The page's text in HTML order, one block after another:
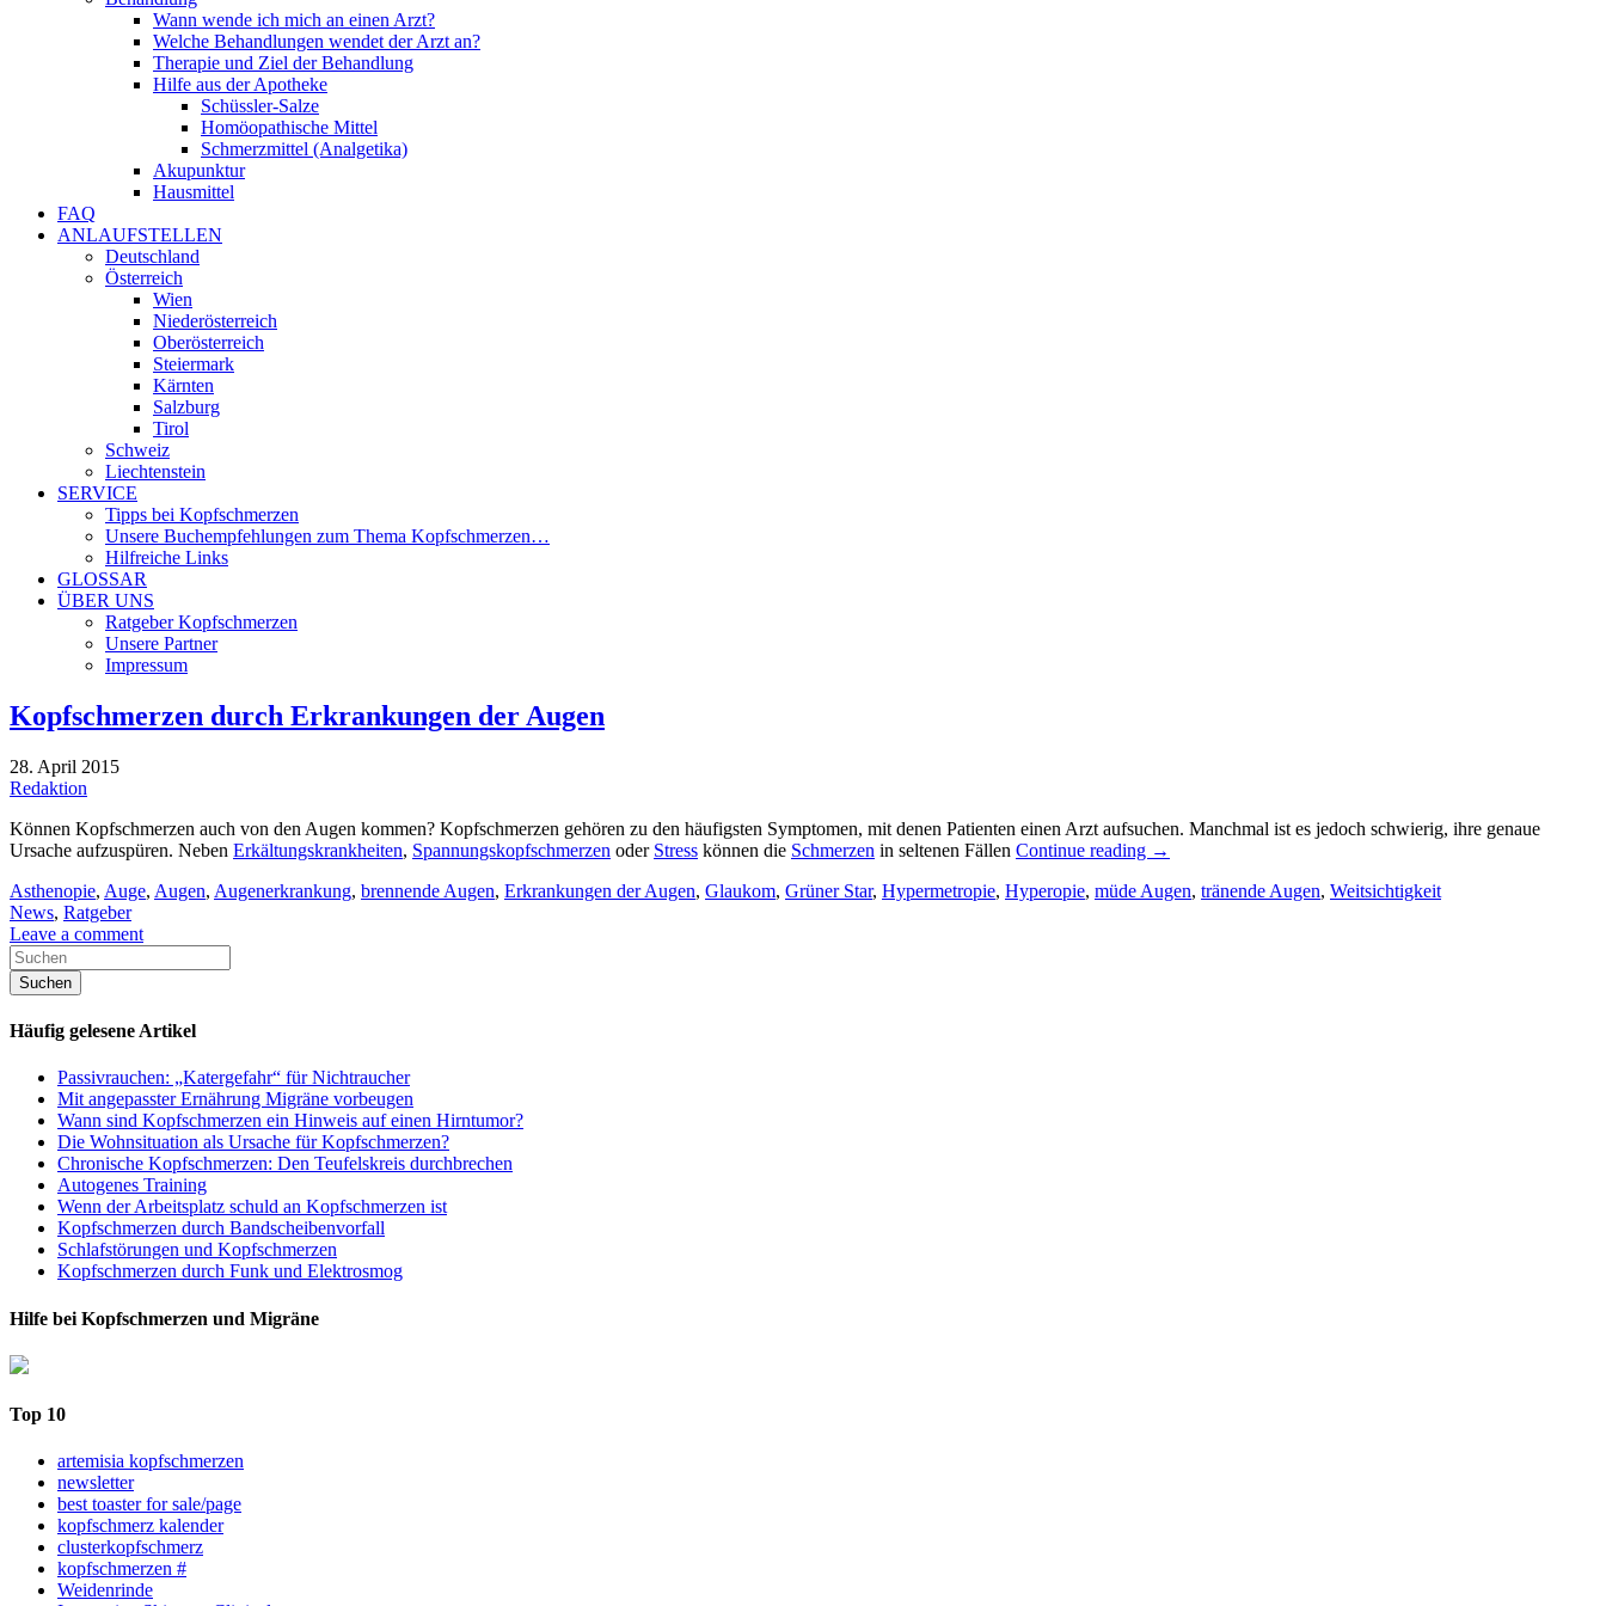
Wann wende ich mich an einen Arzt?
Welche Behandlungen wendet der Arzt an?
Therapie und Ziel der Behandlung
Hilfe aus der Apotheke
Schüssler-Salze
Homöopathische Mittel
Schmerzmittel (Analgetika)
Akupunktur
Hausmittel
FAQ
ANLAUFSTELLEN
Deutschland
Österreich
Wien
Niederösterreich
Oberösterreich
Steiermark
Kärnten
Salzburg
Tirol
Schweiz
Liechtenstein
SERVICE
Tipps bei Kopfschmerzen
Unsere Buchempfehlungen zum Thema Kopfschmerzen…
Hilfreiche Links
GLOSSAR
ÜBER UNS
Ratgeber Kopfschmerzen
Unsere Partner
Impressum
Kopfschmerzen durch Erkrankungen der Augen
28. April 2015
Redaktion
Können Kopfschmerzen auch von den Augen kommen? Kopfschmerzen gehören zu den häufigsten Symptomen, mit denen Patienten einen Arzt aufsuchen. Manchmal ist es jedoch schwierig, ihre genaue
Ursache aufzuspüren. Neben Erkältungskrankheiten, Spannungskopfschmerzen oder Stress können die Schmerzen in seltenen Fällen Continue reading →
Asthenopie, Auge, Augen, Augenerkrankung, brennende Augen, Erkrankungen der Augen, Glaukom, Grüner Star, Hypermetropie, Hyperopie, müde Augen, tränende Augen, Weitsichtigkeit
News, Ratgeber
Leave a comment
Häufig gelesene Artikel
Passivrauchen: „Katergefahr“ für Nichtraucher
Mit angepasster Ernährung Migräne vorbeugen
Wann sind Kopfschmerzen ein Hinweis auf einen Hirntumor?
Die Wohnsituation als Ursache für Kopfschmerzen?
Chronische Kopfschmerzen: Den Teufelskreis durchbrechen
Autogenes Training
Wenn der Arbeitsplatz schuld an Kopfschmerzen ist
Kopfschmerzen durch Bandscheibenvorfall
Schlafstörungen und Kopfschmerzen
Kopfschmerzen durch Funk und Elektrosmog
Hilfe bei Kopfschmerzen und Migräne
Top 10
artemisia kopfschmerzen
newsletter
best toaster for sale/page
kopfschmerz kalender
clusterkopfschmerz
kopfschmerzen #
Weidenrinde